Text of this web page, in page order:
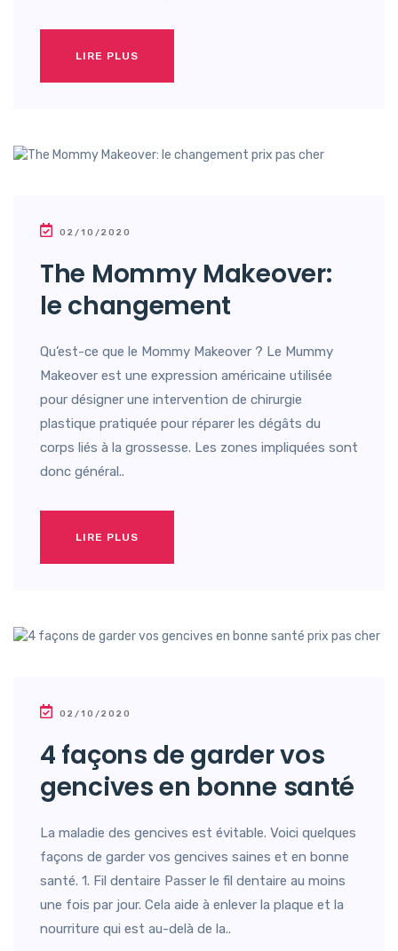
LIRE PLUS
02/10/2020
The Mommy Makeover:
le changement
Qu’est-ce que le Mommy Makeover ? Le Mummy
Makeover est une expression américaine utilisée
pour désigner une intervention de chirurgie
plastique pratiquée pour réparer les dégâts du
corps liés à la grossesse. Les zones impliquées sont
donc général..
LIRE PLUS
02/10/2020
4 façons de garder vos
gencives en bonne santé
La maladie des gencives est évitable. Voici quelques
façons de garder vos gencives saines et en bonne
santé. 1. Fil dentaire Passer le fil dentaire au moins
une fois par jour. Cela aide à enlever la plaque et la
nourriture qui est au-delà de la..